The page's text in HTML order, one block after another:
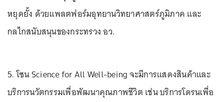
หยุดยั้ง ด้วยแพลตฟอร์มอุทยานวิทยาศาสตร์ภูมิภาค และ
กลไกสนับสนุนของกระทรวง อว.
5. โซน Science for All Well-being จะมีการแสดงสินค้าและ
บริการนวัตกรรมเพื่อพัฒนาคุณภาพชีวิต เช่น บริการโดรนเพื่อ